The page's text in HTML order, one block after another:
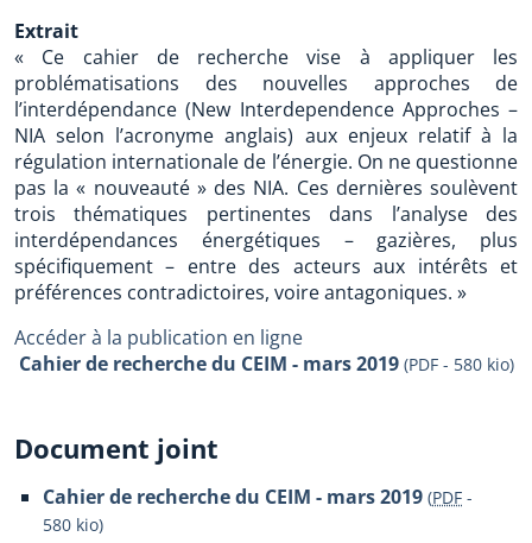
Extrait
« Ce cahier de recherche vise à appliquer les
problématisations des nouvelles approches de
l’interdépendance (New Interdependence Approches –
NIA selon l’acronyme anglais) aux enjeux relatif à la
régulation internationale de l’énergie. On ne questionne
pas la « nouveauté » des NIA. Ces dernières soulèvent
trois thématiques pertinentes dans l’analyse des
interdépendances énergétiques – gazières, plus
spécifiquement – entre des acteurs aux intérêts et
préférences contradictoires, voire antagoniques. »
Accéder à la publication en ligne
Cahier de recherche du CEIM - mars 2019 (PDF - 580 kio)
Document joint
Cahier de recherche du CEIM - mars 2019 (PDF -
580 kio)